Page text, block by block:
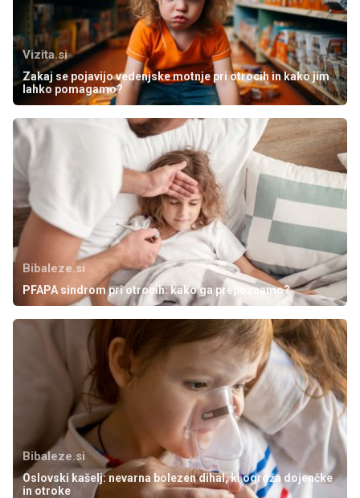
Vizita.si
Zakaj se pojavijo vedenjske motnje pri otrocih in kako jim
lahko pomagamo?
Bibaleze.si
PFAPA sindrom pri otrocih: kako ga prepoznamo?
Bibaleze.si
Oslovski kašelj: nevarna bolezen dihal, ki ogroža dojenčke
in otroke